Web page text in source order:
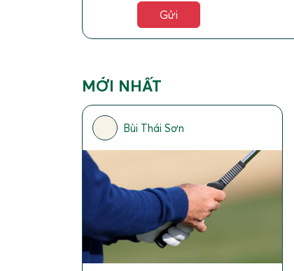
MỚI NHẤT
Bùi Thái Sơn